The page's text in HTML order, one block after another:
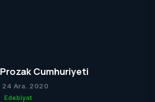
Prozak Cumhuriyeti
24 Ara. 2020
Edebiyat